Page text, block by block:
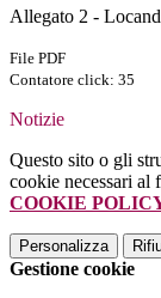
Allegato 2 -
File PDF
Contatore click: 35
Notizie
Questo sito o gli
cookie necessari al
COOKIE
Personalizza
Gestione cookie